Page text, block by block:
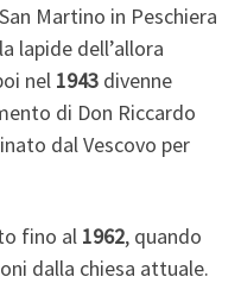
Martino in Peschiera
lapide dell’allora
nel 1943 divenne
di Don Riccardo
dal Vescovo per
fino al 1962, quando
dalla chiesa attuale.